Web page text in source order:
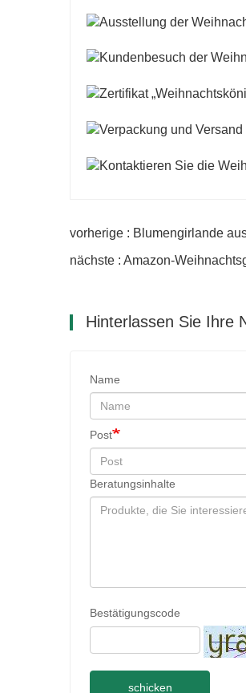
vorherige : Blumengirlande
nächste : Amazon-
Hinterlassen Sie Ihre
Name
Post
Beratungsinhalte
Bestätigungscode
schicken